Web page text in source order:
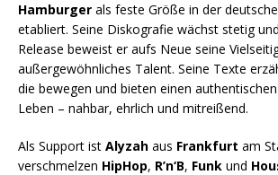
Hamburger als feste Größe in der
etabliert. Seine Diskografie wächst stetig
Release beweist er aufs Neue seine
außergewöhnliches Talent. Seine Texte
die bewegen und bieten einen
Leben – nahbar, ehrlich und mitreißend.
Als Support ist Alyzah aus Frankfurt am
verschmelzen HipHop, R’n‘B, Funk und